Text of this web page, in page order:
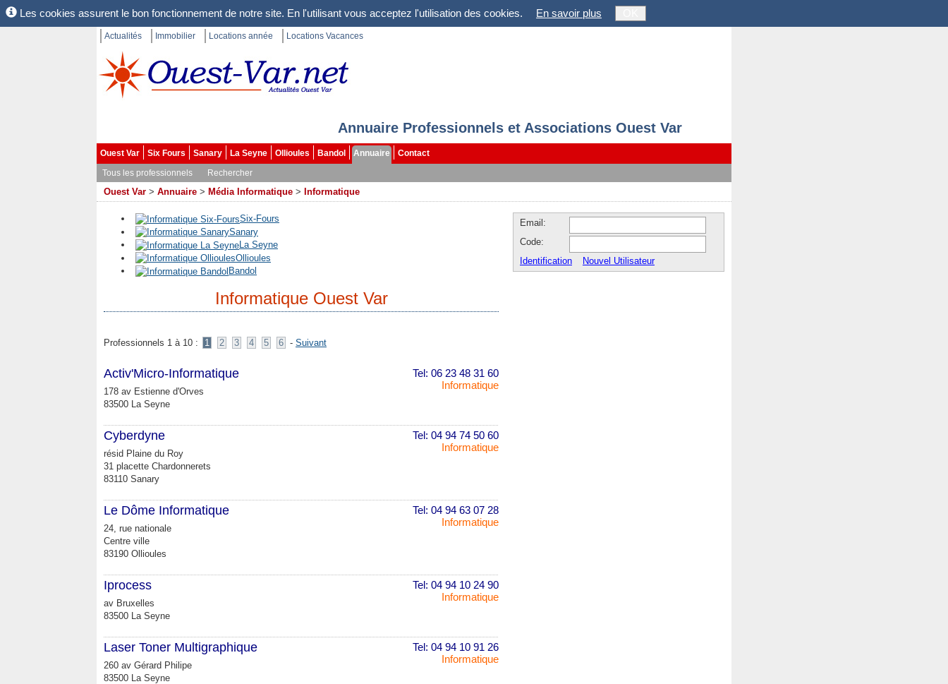
Les cookies assurent le bon fonctionnement de notre site. En l'utilisant vous acceptez l'utilisation des cookies. En savoir plus
Actualités Immobilier Locations année Locations Vacances
Annuaire Professionnels et Associations Ouest Var
Ouest Var Six Fours Sanary La Seyne Ollioules Bandol Annuaire
Contact
Tous les professionnels
Rechercher
Ouest Var > Annuaire > Média Informatique > Informatique
Six-Fours
Sanary
La Seyne
Ollioules
Bandol
Informatique Ouest Var
Professionnels 1 à 10 : 1 2 3 4 5 6 - Suivant
Tel: 06 23 48 31 60
Informatique
Activ'Micro-Informatique
178 av Estienne d'Orves
83500 La Seyne
Tel: 04 94 74 50 60
Informatique
Cyberdyne
résid Plaine du Roy
31 placette Chardonnerets
83110 Sanary
Tel: 04 94 63 07 28
Informatique
Le Dôme Informatique
24, rue nationale
Centre ville
83190 Ollioules
Tel: 04 94 10 24 90
Informatique
Iprocess
av Bruxelles
83500 La Seyne
Tel: 04 94 10 91 26
Informatique
Laser Toner Multigraphique
260 av Gérard Philipe
83500 La Seyne
Email:
Code:
Identification
Nouvel Utilisateur